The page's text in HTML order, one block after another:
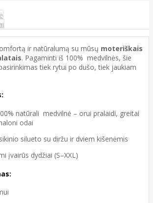
ir natūralumą su mūsų moteriškais
. Pagaminti iš 100% medvilnės, šie
tiek rytui po dušo, tiek jaukiam
natūrali medvilnė – orui pralaidi, greitai
odai
silueto su diržu ir dviem kišenėmis
įvairūs dydžiai (S–XXL)